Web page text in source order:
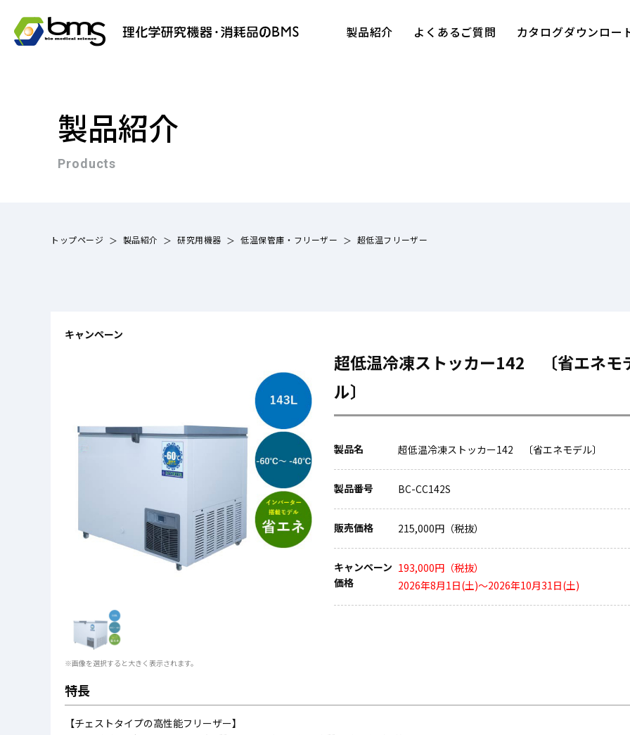
製品紹介 よくあるご質問 カタログダウンロー
製品紹介
Products
トップページ 製品紹介 研究用機器 低温保管庫・フリーザー 超低温フリーザー
キャンペーン
※画像を選択すると大きく表示されます。
超低温冷凍ストッカー142 〔省エネモ
ル〕
製品名 超低温冷凍ストッカー142 〔省エネモデル〕
製品番号 BC-CC142S
販売価格 215,000円（税抜）
キャンペーン
価格
193,000円（税抜）
2026年8月1日(土)～2026年10月31日(土)
特長
【チェストタイプの高性能フリーザー】